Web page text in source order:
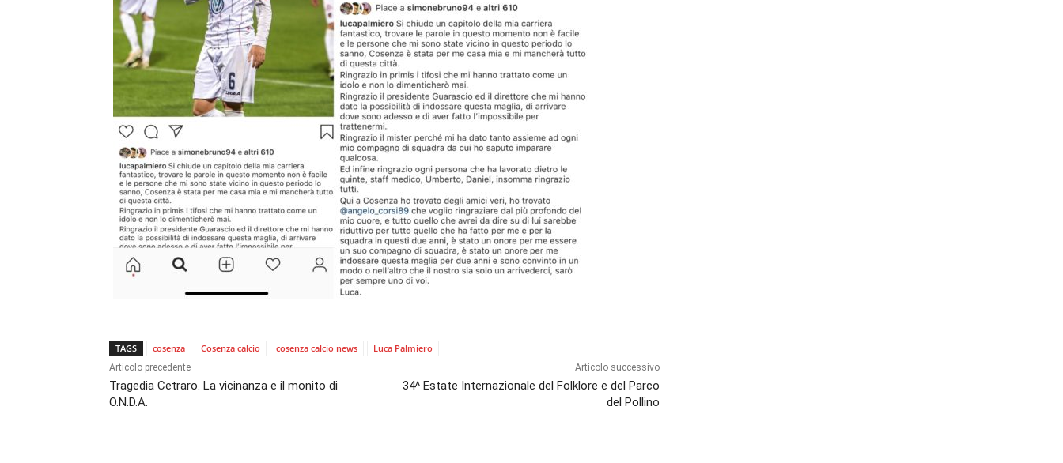
TAGS cosenza Cosenza calcio cosenza calcio news Luca Palmiero
Articolo precedente
Tragedia Cetraro. La vicinanza e il monito di
O.N.D.A.
Articolo successivo
34^ Estate Internazionale del Folklore e del Parco
del Pollino